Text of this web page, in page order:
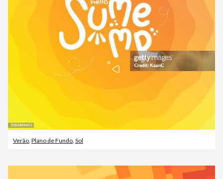
Verão Plano de Fundo Sol